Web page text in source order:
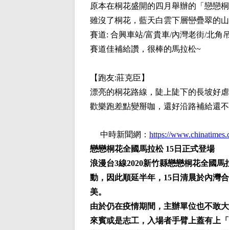
原本在桐花盛開的四月舉辦的「戀戀
雖沒了桐花，藍天白雲下層巒疊翠的
賽道: 合興車站/富貴車/內灣老街/北角
賽道佳補給讚，很棒的馬拉松~
【跑友:莊克臣 】
漂亮的桐花路線，陡上陡下的長坡好
歡樂跑差點變掰咖，還好沿路補給還
中時新聞網： https://
戀戀桐花全國馬拉松 15日正式登場
浪漫台3線2020新竹縣戀戀桐花全國
動，因此順延半年，15日清晨於內灣
美。
由於仍在疫情期間，主辦單位也不敢
來賓或是志工，入場者手臂上蓋有上